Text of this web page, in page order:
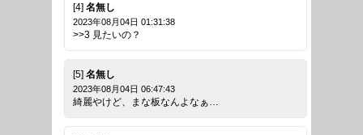
[4] 名無し
2023年08月04日 01:31:38
>>3 見たいの？
[5] 名無し
2023年08月04日 06:47:43
綺麗やけど、まな板なんよなぁ…